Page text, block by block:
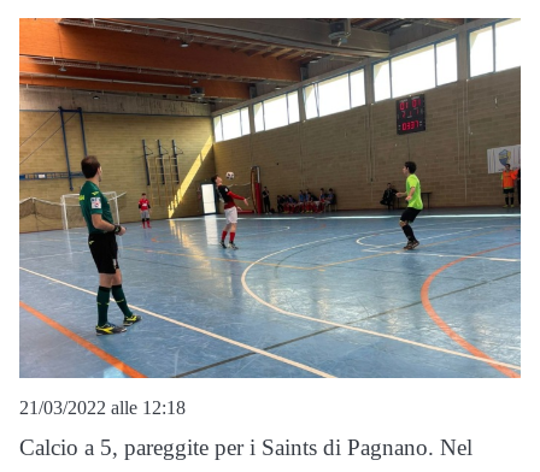
21/03/2022 alle 12:18
Calcio a 5, pareggite per i Saints di Pagnano. Nel